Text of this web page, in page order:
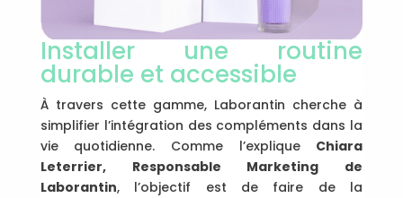
Installer une routine
durable et accessible
À travers cette gamme, Laborantin cherche à
simplifier l’intégration des compléments dans la
vie quotidienne. Comme l’explique Chiara
Leterrier, Responsable Marketing de
Laborantin, l’objectif est de faire de la